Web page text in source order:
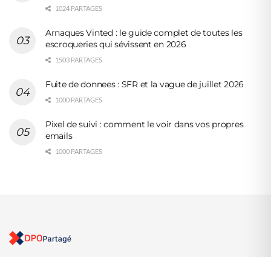
1024 PARTAGES
Arnaques Vinted : le guide complet de toutes les
escroqueries qui sévissent en 2026
1503 PARTAGES
Fuite de donnees : SFR et la vague de juillet 2026
1000 PARTAGES
Pixel de suivi : comment le voir dans vos propres
emails
1000 PARTAGES